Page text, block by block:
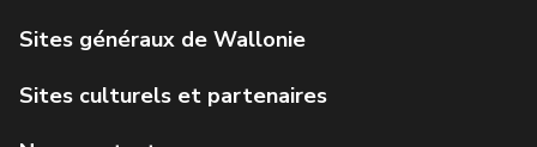
Service public de Wallonie